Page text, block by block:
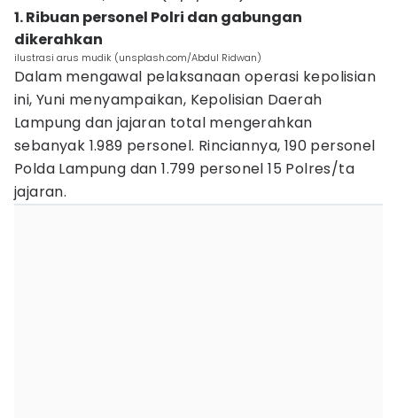
1. Ribuan personel Polri dan gabungan
dikerahkan
ilustrasi arus mudik (unsplash.com/Abdul Ridwan)
Dalam mengawal pelaksanaan operasi kepolisian
ini, Yuni menyampaikan, Kepolisian Daerah
Lampung dan jajaran total mengerahkan
sebanyak 1.989 personel. Rinciannya, 190 personel
Polda Lampung dan 1.799 personel 15 Polres/ta
jajaran.